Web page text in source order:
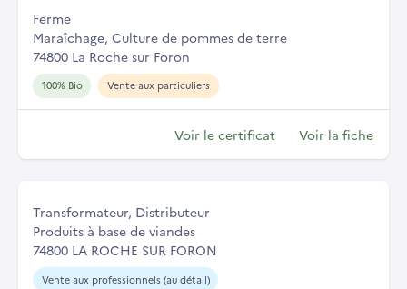
Ferme
Maraîchage, Culture de pommes de terre
74800 La Roche sur Foron
100% Bio Vente aux particuliers
Voir le certificat Voir la fiche
Transformateur, Distributeur
Produits à base de viandes
74800 LA ROCHE SUR FORON
Vente aux professionnels (au détail)